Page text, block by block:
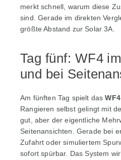
merkt schnell, warum diese
sind. Gerade im direkten
größte Abstand zur Solar 3A.
Tag fünf: WF4
und bei
Am fünften Tag spielt dasWF4
Rangieren selbst gelingt mit
gut, aber der eigentliche
Seitenansichten. Gerade bei
Zufahrt oder simuliertem
sofort spürbar. Das System